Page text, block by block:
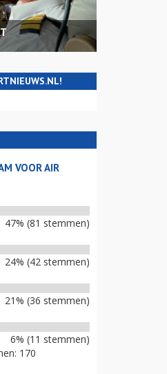
VOOR AIR
47% (81 stemmen)
24% (42 stemmen)
21% (36 stemmen)
6% (11 stemmen)
170